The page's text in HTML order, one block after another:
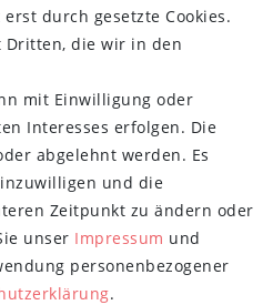
durch gesetzte Cookies.
Dritten, die wir in den
mit Einwilligung oder
Interesses erfolgen. Die
abgelehnt werden. Es
und die
Zeitpunkt zu ändern oder
unser Impressum und
personenbezogener
.